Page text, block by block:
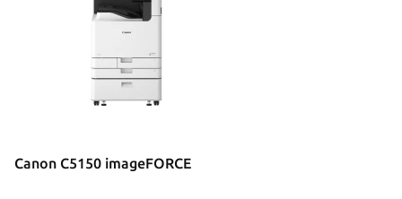
Canon C5150 imageFORCE